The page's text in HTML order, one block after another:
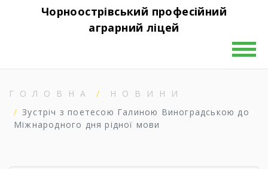
Чорноострівський професійний
аграрний ліцей
ГОЛОВНА
НОВИНИ
Зустріч з поетесою Галиною Виноградською до
Міжнародного дня рідної мови